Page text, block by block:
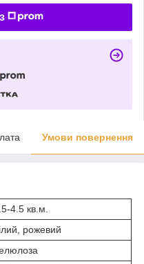
Умови повернення
4.5 кв.м.
рожевий